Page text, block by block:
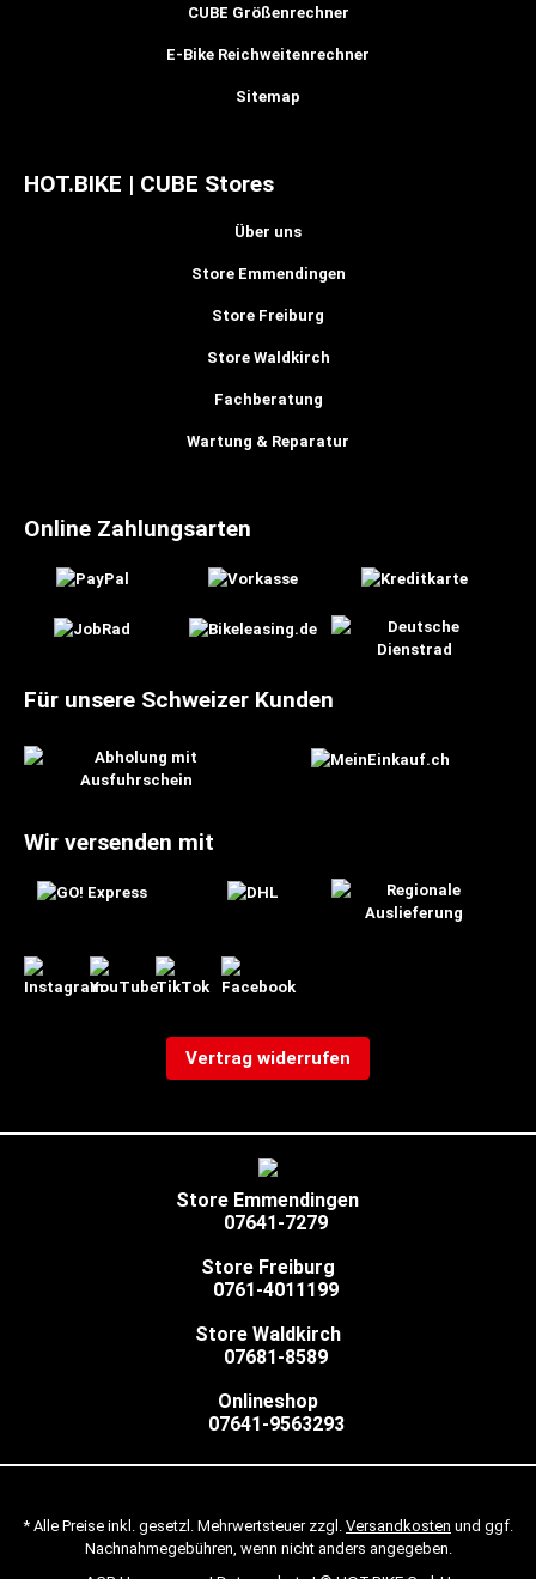
CUBE Größenrechner
E-Bike Reichweitenrechner
Sitemap
HOT.BIKE | CUBE Stores
Über uns
Store Emmendingen
Store Freiburg
Store Waldkirch
Fachberatung
Wartung & Reparatur
Online Zahlungsarten
Für unsere Schweizer Kunden
Wir versenden mit
Vertrag widerrufen
Store Emmendingen
07641-7279
Store Freiburg
0761-4011199
Store Waldkirch
07681-8589
Onlineshop
07641-9563293
* Alle Preise inkl. gesetzl. Mehrwertsteuer zzgl. Versandkosten und ggf.
Nachnahmegebühren, wenn nicht anders angegeben.